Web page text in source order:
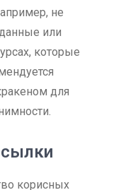
не
или
которые
для
корисных